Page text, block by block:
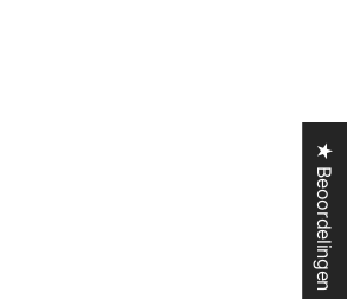
★ Beoordelingen